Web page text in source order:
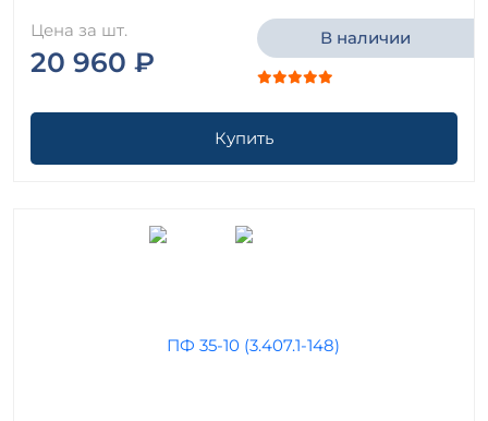
Цена за шт.
20 960 ₽
В наличии
Купить